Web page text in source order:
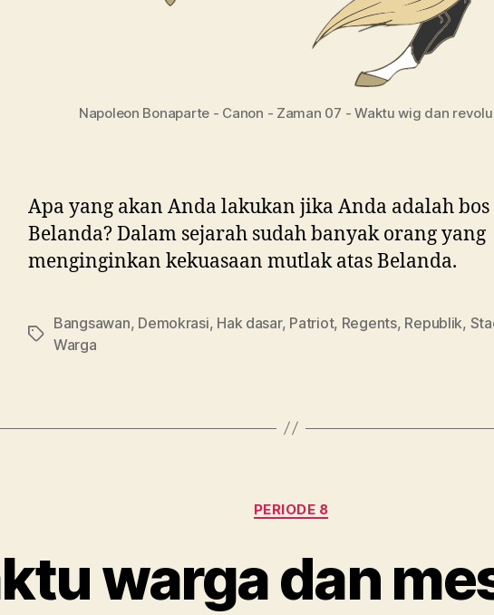
Napoleon Bonaparte - Canon - Zaman 07 - Waktu wig dan
Apa yang akan Anda lakukan jika Anda adalah bos
Belanda? Dalam sejarah sudah banyak orang yang
menginginkan kekuasaan mutlak atas Belanda.
Tag
Bangsawan, Demokrasi, Hak dasar, Patriot, Regents, Republik,
Warga
Kategori
PERIODE 8
warga dan